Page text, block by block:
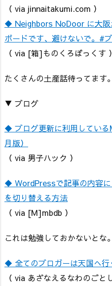
（ via jinnaitakumi.com ）
◆ Neighbors NoDoor に大阪
ボードです、避けないで。#
（ via [箱]ものくろぼっくす ）
たくさんの土産話待ってます。
▼ ブログ
◆ ブログ更新に利用してい
月版）
（ via 男子ハック ）
◆ WordPressで記事の内容
を切り替える方法
（ via [M]mbdb ）
これは勉強しておかないとな。
◆ 全てのブロガーは天国へ行
（ via あざなえるなわのごと